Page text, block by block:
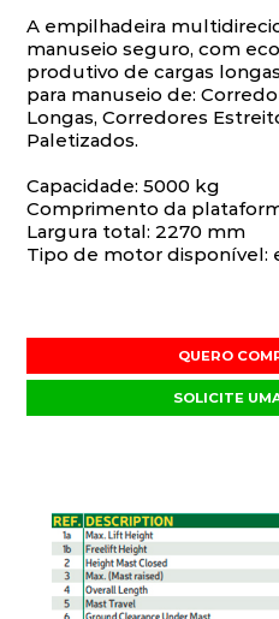
A empilhadeira
manuseio seguro, com
produtivo de cargas
para manuseio de:
Longas, Corredores
Paletizados.
Capacidade: 5000 kg
Comprimento da
Largura total: 2270 mm
Tipo de motor disponível:
QUERO
SOLICITE